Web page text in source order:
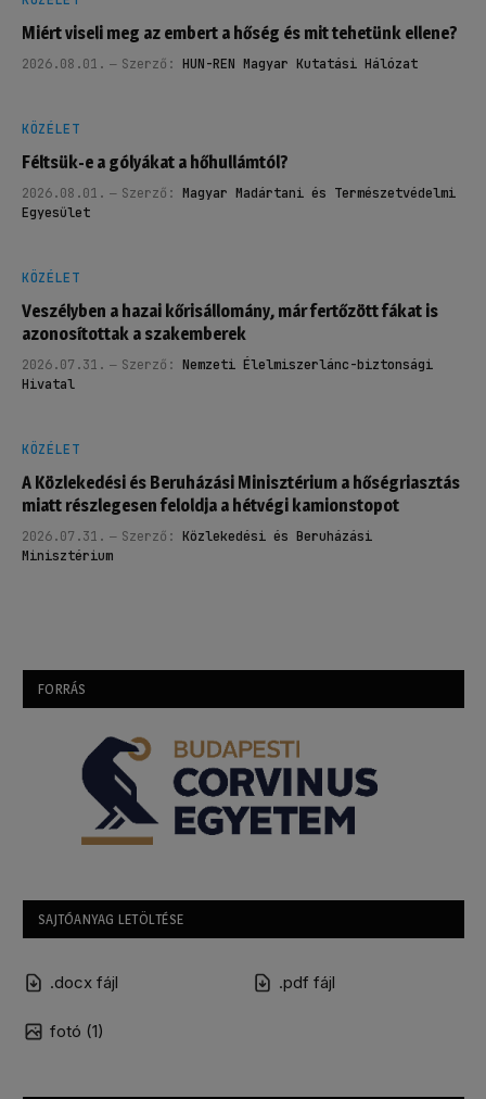
Miért viseli meg az embert a hőség és mit tehetünk ellene?
2026.08.01. Szerző: HUN-REN Magyar Kutatási Hálózat
KÖZÉLET
Féltsük-e a gólyákat a hőhullámtól?
2026.08.01. Szerző: Magyar Madártani és Természetvédelmi
Egyesület
KÖZÉLET
Veszélyben a hazai kőrisállomány, már fertőzött fákat is
azonosítottak a szakemberek
2026.07.31. Szerző: Nemzeti Élelmiszerlánc-biztonsági
Hivatal
KÖZÉLET
A Közlekedési és Beruházási Minisztérium a hőségriasztás
miatt részlegesen feloldja a hétvégi kamionstopot
2026.07.31. Szerző: Közlekedési és Beruházási
Minisztérium
FORRÁS
SAJTÓANYAG LETÖLTÉSE
.docx fájl .pdf fájl
fotó (1)